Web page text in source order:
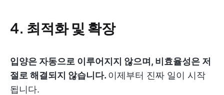
4. 최적화 및 확장
입양은 자동으로 이루어지지 않으며, 비효율성은 저
절로 해결되지 않습니다. 이제부터 진짜 일이 시작
됩니다.